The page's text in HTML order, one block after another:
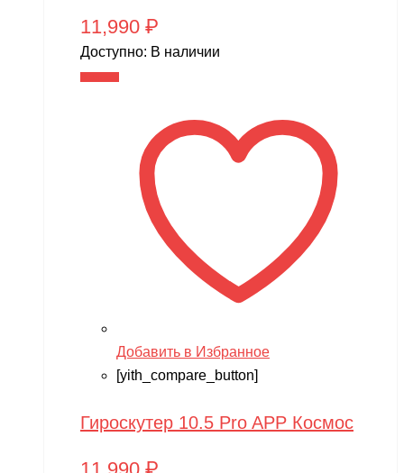
11,990 ₽
Доступно: В наличии
Добавить в Избранное
[yith_compare_button]
Гироскутер 10.5 Pro APP Космос